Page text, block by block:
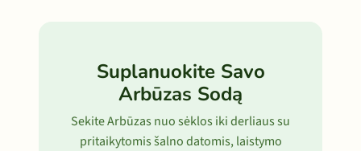
Suplanuokite Savo
Arbūzas Sodą
Sekite Arbūzas nuo sėklos iki derliaus su
pritaikytomis šalno datomis, laistymo